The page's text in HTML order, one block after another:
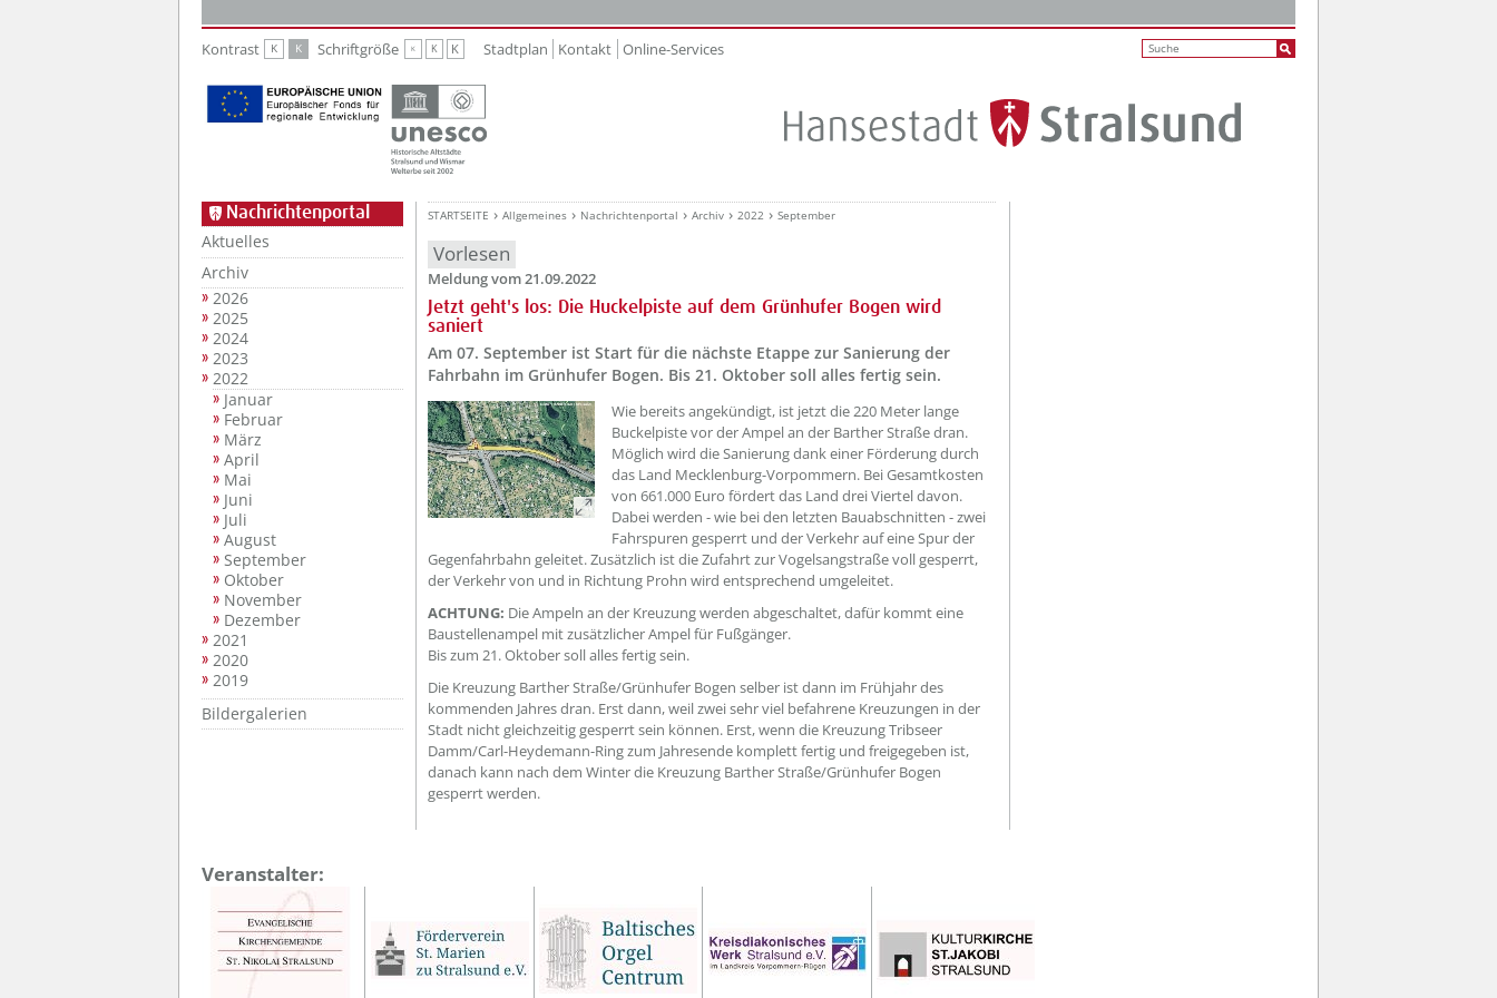
Kontrast K K Schriftgröße K K K Stadtplan Kontakt Online-Services
Nachrichtenportal
Aktuelles
Archiv
2026
2025
2024
2023
2022
Januar
Februar
März
April
Mai
Juni
Juli
August
September
Oktober
November
Dezember
2021
2020
2019
Bildergalerien
STARTSEITE Allgemeines Nachrichtenportal Archiv 2022 September
Vorlesen
Meldung vom 21.09.2022
Jetzt geht's los: Die Huckelpiste auf dem Grünhufer Bogen wird
saniert
Am 07. September ist Start für die nächste Etappe zur Sanierung der
Fahrbahn im Grünhufer Bogen. Bis 21. Oktober soll alles fertig sein.
??? absaetzeOben[1]/titel ???
Wie bereits angekündigt, ist jetzt die 220 Meter lange
Buckelpiste vor der Ampel an der Barther Straße dran.
Möglich wird die Sanierung dank einer Förderung durch
das Land Mecklenburg-Vorpommern. Bei Gesamtkosten
von 661.000 Euro fördert das Land drei Viertel davon.
Dabei werden - wie bei den letzten Bauabschnitten - zwei
Fahrspuren gesperrt und der Verkehr auf eine Spur der
Gegenfahrbahn geleitet. Zusätzlich ist die Zufahrt zur Vogelsangstraße voll gesperrt,
der Verkehr von und in Richtung Prohn wird entsprechend umgeleitet.
ACHTUNG: Die Ampeln an der Kreuzung werden abgeschaltet, dafür kommt eine
Baustellenampel mit zusätzlicher Ampel für Fußgänger.
Bis zum 21. Oktober soll alles fertig sein.
Die Kreuzung Barther Straße/Grünhufer Bogen selber ist dann im Frühjahr des
kommenden Jahres dran. Erst dann, weil zwei sehr viel befahrene Kreuzungen in der
Stadt nicht gleichzeitig gesperrt sein können. Erst, wenn die Kreuzung Tribseer
Damm/Carl-Heydemann-Ring zum Jahresende komplett fertig und freigegeben ist,
danach kann nach dem Winter die Kreuzung Barther Straße/Grünhufer Bogen
gesperrt werden.
Veranstalter: